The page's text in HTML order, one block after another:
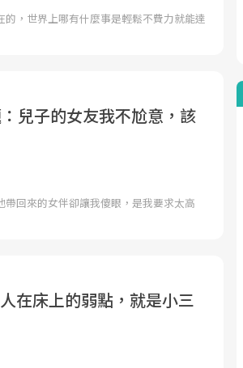
，世界上哪有什麼事是輕鬆不費力就能達
兒子的女友我不尬意，該
回來的女伴卻讓我傻眼，是我要求太高
在床上的弱點，就是小三